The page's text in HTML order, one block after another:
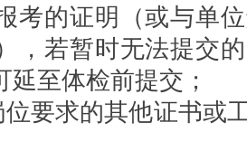
考的证明（或与单
，若暂时无法提交
至体检前提交；
要求的其他证书或